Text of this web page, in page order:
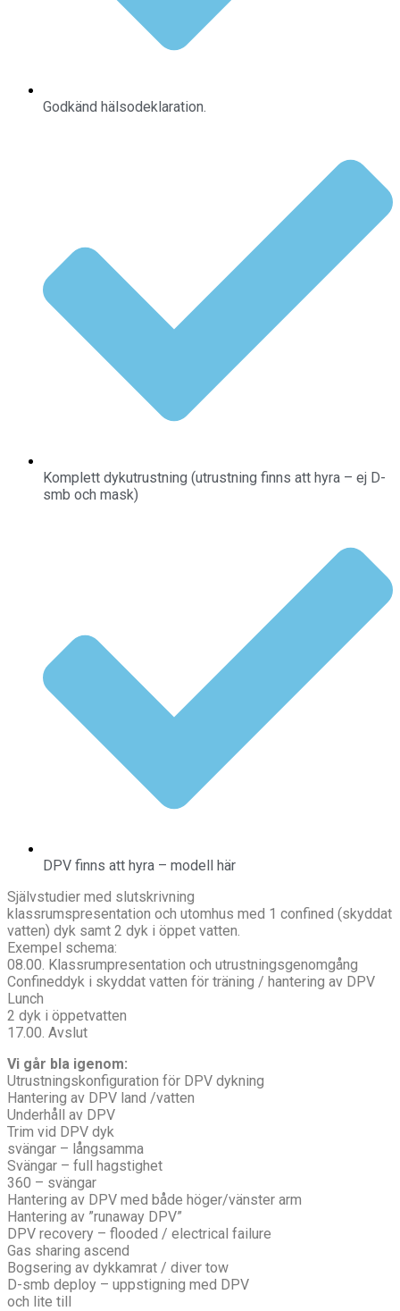
Godkänd hälsodeklaration.
Komplett dykutrustning (utrustning finns att hyra – ej D-
smb och mask)
DPV finns att hyra – modell här
Självstudier med slutskrivning
klassrumspresentation och utomhus med 1 confined (skyddat
vatten) dyk samt 2 dyk i öppet vatten.
Exempel schema:
08.00. Klassrumpresentation och utrustningsgenomgång
Confineddyk i skyddat vatten för träning / hantering av DPV
Lunch
2 dyk i öppetvatten
17.00. Avslut
Vi går bla igenom:
Utrustningskonfiguration för DPV dykning
Hantering av DPV land /vatten
Underhåll av DPV
Trim vid DPV dyk
svängar – långsamma
Svängar – full hagstighet
360 – svängar
Hantering av DPV med både höger/vänster arm
Hantering av ”runaway DPV”
DPV recovery – flooded / electrical failure
Gas sharing ascend
Bogsering av dykkamrat / diver tow
D-smb deploy – uppstigning med DPV
och lite till